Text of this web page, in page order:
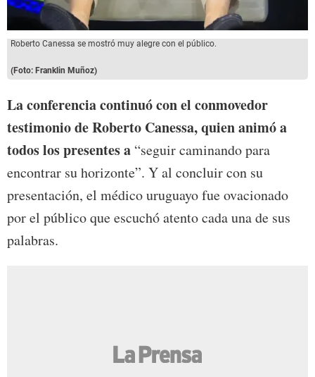
Roberto Canessa se mostró muy alegre con el público.
(Foto: Franklin Muñoz)
La conferencia continuó con el conmovedor
testimonio de Roberto Canessa, quien animó a
todos los presentes a “seguir caminando para
encontrar su horizonte”. Y al concluir con su
presentación, el médico uruguayo fue ovacionado
por el público que escuchó atento cada una de sus
palabras.